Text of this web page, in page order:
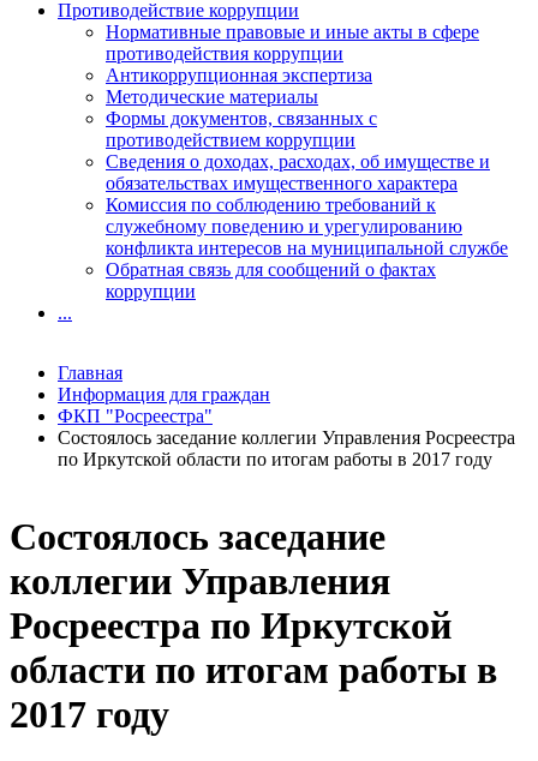
Состоялось заседание
коллегии Управления
Росреестра по Иркутской
области по итогам работы в
2017 году
Противодействие коррупции
Нормативные правовые и иные акты в сфере
противодействия коррупции
Антикоррупционная экспертиза
Методические материалы
Формы документов, связанных с
противодействием коррупции
Сведения о доходах, расходах, об имуществе и
обязательствах имущественного характера
Комиссия по соблюдению требований к
служебному поведению и урегулированию
конфликта интересов на муниципальной службе
Обратная связь для сообщений о фактах
коррупции
...
Главная
Информация для граждан
ФКП "Росреестра"
Состоялось заседание коллегии Управления Росреестра
по Иркутской области по итогам работы в 2017 году